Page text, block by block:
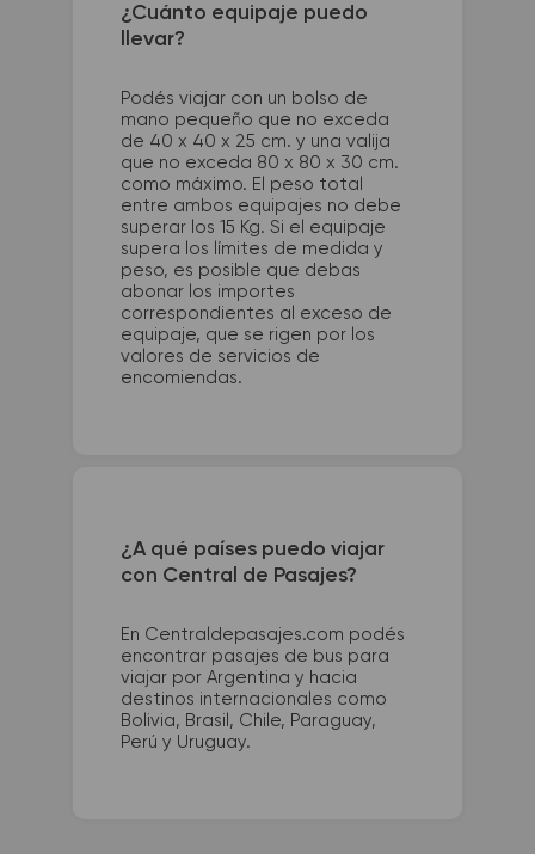
¿Cuánto equipaje puedo
llevar?
Podés viajar con un bolso de
mano pequeño que no exceda
de 40 x 40 x 25 cm. y una valija
que no exceda 80 x 80 x 30 cm.
como máximo. El peso total
entre ambos equipajes no debe
superar los 15 Kg. Si el equipaje
supera los límites de medida y
peso, es posible que debas
abonar los importes
correspondientes al exceso de
equipaje, que se rigen por los
valores de servicios de
encomiendas.
¿A qué países puedo viajar
con Central de Pasajes?
En Centraldepasajes.com podés
encontrar pasajes de bus para
viajar por Argentina y hacia
destinos internacionales como
Bolivia, Brasil, Chile, Paraguay,
Perú y Uruguay.